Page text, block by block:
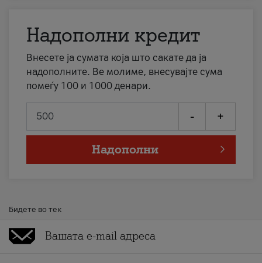
Надополни кредит
Внесете ја сумата која што сакате да ја
надополните. Ве молиме, внесувајте сума
помеѓу 100 и 1000 денари.
- +
Надополни
Бидете во тек